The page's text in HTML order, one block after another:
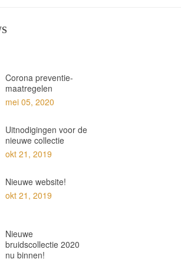
Corona preventie-
maatregelen
mei 05, 2020
Uitnodigingen voor de
nieuwe collectie
okt 21, 2019
Nieuwe website!
okt 21, 2019
Nieuwe
bruidscollectie 2020
nu binnen!